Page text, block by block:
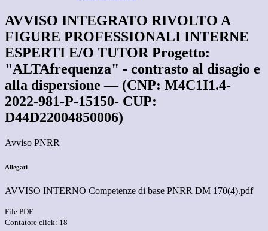
AVVISO INTEGRATO RIVOLTO A
FIGURE PROFESSIONALI INTERNE
ESPERTI E/O TUTOR Progetto:
"ALTAfrequenza" - contrasto al disagio e
alla dispersione — (CNP: M4C1I1.4-
2022-981-P-15150- CUP:
D44D22004850006)
Avviso PNRR
Allegati
AVVISO INTERNO Competenze di base PNRR DM 170(4).pdf
File PDF
Contatore click: 18